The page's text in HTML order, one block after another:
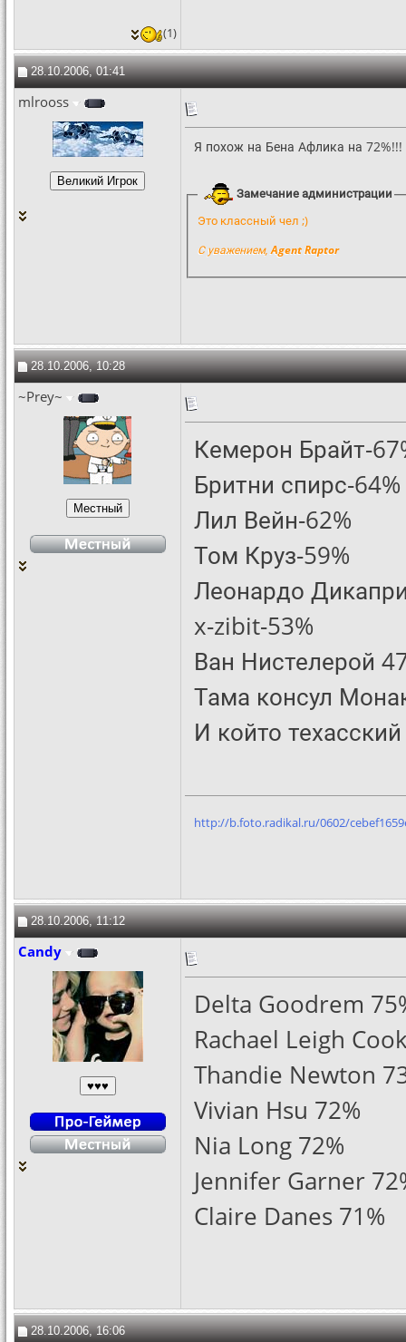
(1)
28.10.2006, 01:41
mlrooss
Я похож на Бена Афлика на
Замечание администрации
Это классный чел ;)
С уважением,Agent Raptor
28.10.2006, 10:28
~Prey~
Кемерон Брайт-
Бритни спирс-64%
Лил Вейн-62%
Том Круз-59%
Леонардо
x-zibit-53%
Ван Нистелерой
Тама консул
И който
http://b.foto.radikal.ru/0602/
28.10.2006, 11:12
Candy
Delta Goodrem
Rachael Leigh
Thandie Newton
Vivian Hsu 72%
Nia Long 72%
Jennifer Garner
Claire Danes 71%
28.10.2006, 16:06